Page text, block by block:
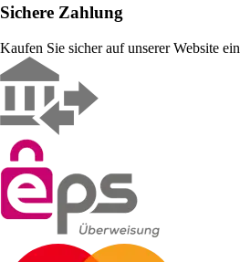
Sichere Zahlung
Kaufen Sie sicher auf unserer Website ein